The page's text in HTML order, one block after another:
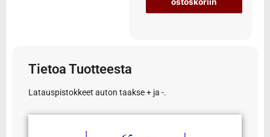
ostoskoriin
Tietoa Tuotteesta
Latauspistokkeet auton taakse + ja -.